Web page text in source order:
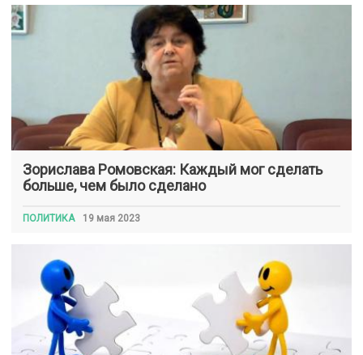
Зорислава Ромовская: Каждый мог сделать
больше, чем было сделано
ПОЛИТИКА 19 мая 2023